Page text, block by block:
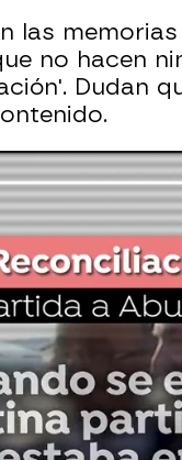
las
no hacen
Dudan
Carlos I en
la princesa
de Juan